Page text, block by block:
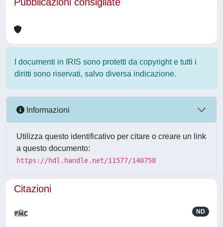
I documenti in IRIS sono protetti da copyright e tutti i
diritti sono riservati, salvo diversa indicazione.
Informazioni
Utilizza questo identificativo per citare o creare un link
a questo documento:
https://hdl.handle.net/11577/140758
Citazioni
ND